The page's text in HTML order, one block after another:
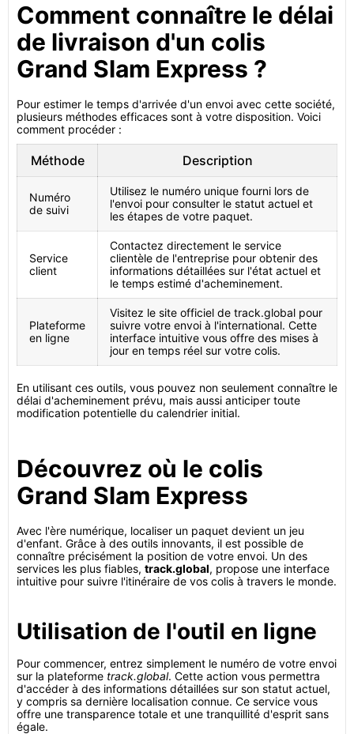
Comment connaître le délai
de livraison d'un colis
Grand Slam Express ?
Pour estimer le temps d'arrivée d'un envoi avec cette société,
plusieurs méthodes efficaces sont à votre disposition. Voici
comment procéder :
Méthode Description
Numéro
de suivi
Utilisez le numéro unique fourni lors de
l'envoi pour consulter le statut actuel et
les étapes de votre paquet.
Service
client
Contactez directement le service
clientèle de l'entreprise pour obtenir des
informations détaillées sur l'état actuel et
le temps estimé d'acheminement.
Plateforme
en ligne
Visitez le site officiel de track.global pour
suivre votre envoi à l'international. Cette
interface intuitive vous offre des mises à
jour en temps réel sur votre colis.
En utilisant ces outils, vous pouvez non seulement connaître le
délai d'acheminement prévu, mais aussi anticiper toute
modification potentielle du calendrier initial.
Découvrez où le colis
Grand Slam Express
Avec l'ère numérique, localiser un paquet devient un jeu
d'enfant. Grâce à des outils innovants, il est possible de
connaître précisément la position de votre envoi. Un des
services les plus fiables, track.global, propose une interface
intuitive pour suivre l'itinéraire de vos colis à travers le monde.
Utilisation de l'outil en ligne
Pour commencer, entrez simplement le numéro de votre envoi
sur la plateforme track.global. Cette action vous permettra
d'accéder à des informations détaillées sur son statut actuel,
y compris sa dernière localisation connue. Ce service vous
offre une transparence totale et une tranquillité d'esprit sans
égale.